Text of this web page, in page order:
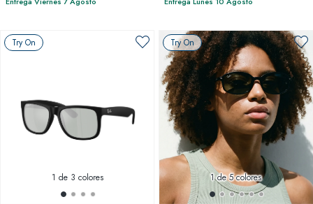
Try On
1 de 3 colores
Try On
1de 5 colores